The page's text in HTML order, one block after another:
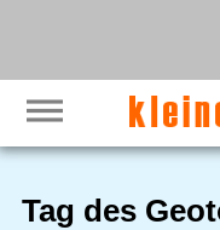
Tag des